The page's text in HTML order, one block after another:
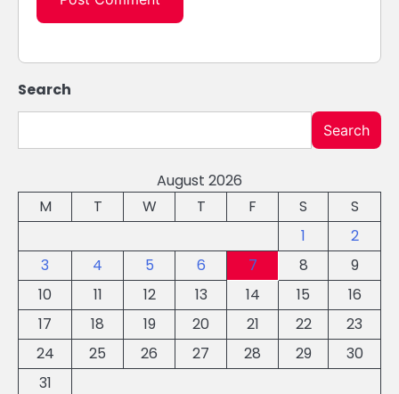
Search
Search
August 2026
M
T W T F S
S
1
2
3
4 5 6 7 8
9
10
11 12 13 14 15
16
17
18 19 20 21 22
23
24
25 26 27 28 29
30
31